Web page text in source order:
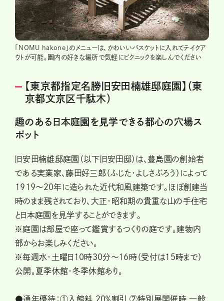
「NOMU hakone」のメニューは、かわいいバスケットに入れてテイクア
ウトが可能。園内の好きな場所で気軽にピクニックを楽しんでください
【東京都指定名勝旧安田楠雄邸庭園】（東
京都文京区千駄木）
趣のある日本庭園を見学できる都心の穴場ス
ポット
旧安田楠雄邸庭園（以下旧安田邸）は、豊島園の創始者
である実業家、藤田好三郎（ふじた・よしさぶろう）によって
1919～20年に造られた近代和風建築です。ほぼ創建当
時のまま残されており、大正・昭和期の貴重な山の手住宅
と日本庭園を見学することができます。
※庭園は部屋で座って鑑賞するつくりの庭です。建物内
部からお楽しみください。
※毎週水・土曜日10時30分～16時（受付は15時まで）
公開。夏季休館・冬季休館あり。
●通年優待：①入館料 20％割引 ②特別展開催時 一般